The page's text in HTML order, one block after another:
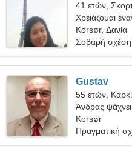
41 ετών,
Χρειάζομαι
ρομαντισμό
Korsør, Δανία
Σοβαρή σχέση
Gustav
55 ετών,
Άνδρας
Korsør
Πραγματική